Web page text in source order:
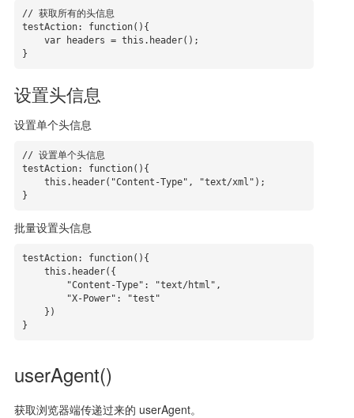
// 获取所有的头信息
testAction: function(){
}
设置头信息
设置单个头信息
// 设置单个头信息
testAction: function(){
}
批量设置头信息
testAction: function(){
}
userAgent()
获取浏览器端传递过来的 userAgent。